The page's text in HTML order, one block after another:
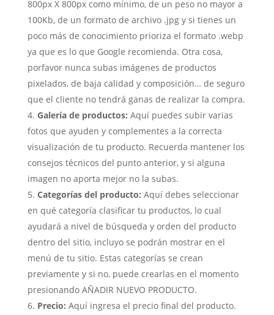
800px X 800px como mínimo, de un peso no mayor a
100Kb, de un formato de archivo .jpg y si tienes un
poco más de conocimiento prioriza el formato .webp
ya que es lo que Google recomienda. Otra cosa,
porfavor nunca subas imágenes de productos
pixelados, de baja calidad y composición… de seguro
que el cliente no tendrá ganas de realizar la compra.
Galería de productos: Aquí puedes subir varias
fotos que ayuden y complementes a la correcta
visualización de tu producto. Recuerda mantener los
consejos técnicos del punto anterior, y si alguna
imagen no aporta mejor no la subas.
Categorías del producto: Aquí debes seleccionar
en qué categoría clasificar tu productos, lo cual
ayudará a nivel de búsqueda y orden del producto
dentro del sitio, incluyo se podrán mostrar en el
menú de tu sitio. Estas categorías se crean
previamente y si no, puede crearlas en el momento
presionando AÑADIR NUEVO PRODUCTO.
Precio: Aquí ingresa el precio final del producto.